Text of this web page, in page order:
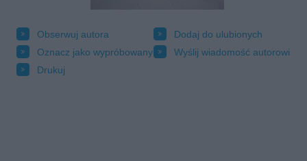
Obserwuj autora
Dodaj do ulubionych
Oznacz jako wypróbowany
Wyślij wiadomość autorowi
Drukuj